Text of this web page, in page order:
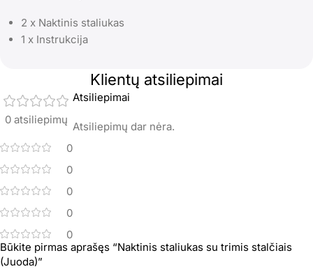
2 x Naktinis staliukas
1 x Instrukcija
Klientų atsiliepimai
0 atsiliepimų
0
0
0
0
0
Atsiliepimai
Atsiliepimų dar nėra.
Būkite pirmas aprašęs “Naktinis staliukas su trimis stalčiais
(Juoda)”